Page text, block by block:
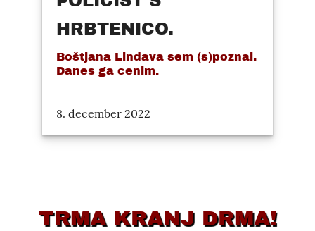
HRBTENICO.
Boštjana Lindava sem (s)poznal.
Danes ga cenim.
8. december 2022
TRMA KRANJ DRMA!